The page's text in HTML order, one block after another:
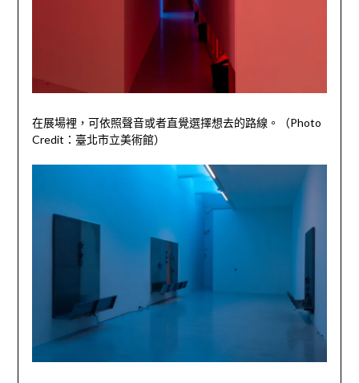
在展場裡，可依照聲音或者直覺選擇想去的路線。（Photo
Credit ：臺北市立美術館）